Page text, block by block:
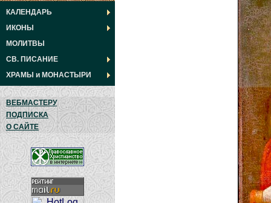
КАЛЕНДАРЬ
ИКОНЫ
МОЛИТВЫ
СВ. ПИСАНИЕ
ХРАМЫ и МОНАСТЫРИ
ВЕБМАСТЕРУ
ПОДПИСКА
О САЙТЕ